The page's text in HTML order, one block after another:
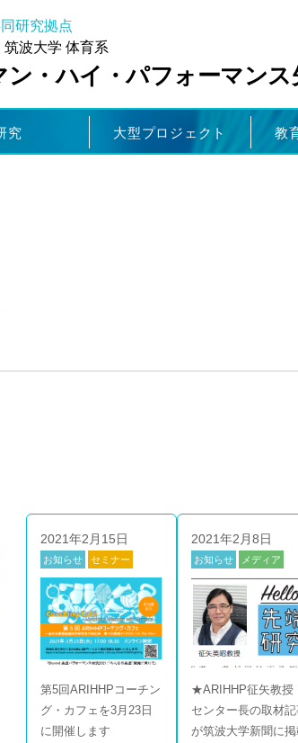
研究拠点
筑波大学 体育系
ン・ハイ・パフォーマン
究 大型プロジェクト 教
2021年2月15日
お知らせ
セミナー
技部門
第5回ARIHHPコーチン
グ・カフェを3月23日
に開催します
2021年2月8日
お知らせ
メディア
心部門
★ARIHHP征矢教授
センター長の取材記
が筑波大学新聞に掲